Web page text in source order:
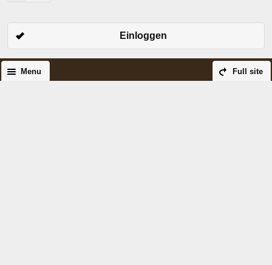
Einloggen
Full site
Menu